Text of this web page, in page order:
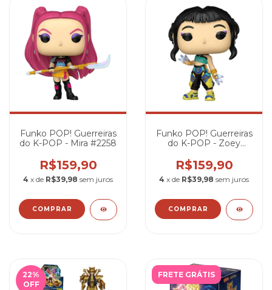
Funko POP! Guerreiras
do K-POP - Mira #2258
R$159,90
4 x de R$39,98 sem juros
Funko POP! Guerreiras
do K-POP - Zoey
R$159,90
4 x de R$39,98 sem juros
22%
OFF
FRETE GRÁTIS